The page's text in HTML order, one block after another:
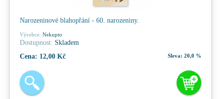
Narozeninové blahopřání - 60. narozeniny.
Výrobce: Nekupto
Dostupnost: Skladem
Cena: 12,00 Kč Sleva: 20,0 %